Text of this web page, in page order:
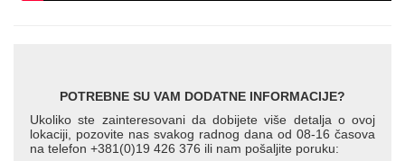
POTREBNE SU VAM DODATNE INFORMACIJE?
Ukoliko ste zainteresovani da dobijete više detalja o ovoj
lokaciji, pozovite nas svakog radnog dana od 08-16 časova
na telefon +381(0)19 426 376 ili nam pošaljite poruku: